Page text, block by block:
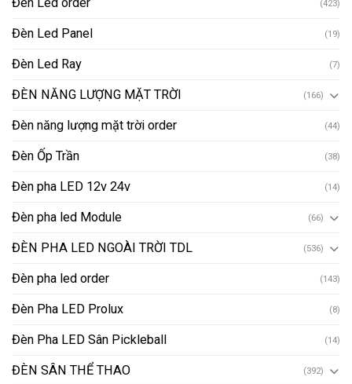
(423)
Đèn Led Panel (19)
Đèn Led Ray (7)
ĐÈN NĂNG LƯỢNG MẶT TRỜI (166)
Đèn năng lượng mặt trời order (44)
Đèn Ốp Trần (38)
Đèn pha LED 12v 24v (14)
Đèn pha led Module (66)
ĐÈN PHA LED NGOÀI TRỜI TDL (536)
Đèn pha led order (143)
Đèn Pha LED Prolux (8)
Đèn Pha LED Sân Pickleball (14)
ĐÈN SÂN THỂ THAO (392)